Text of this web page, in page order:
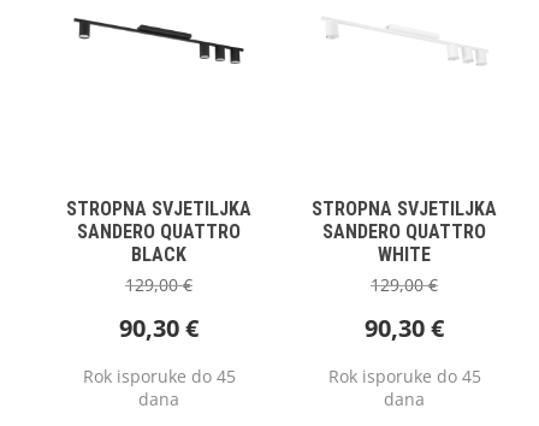
STROPNA SVJETILJKA
SANDERO QUATTRO
BLACK
129,00€
90,30€
Rok isporuke do 45
dana
STROPNA SVJETILJKA
SANDERO QUATTRO
WHITE
129,00€
90,30€
Rok isporuke do 45
dana